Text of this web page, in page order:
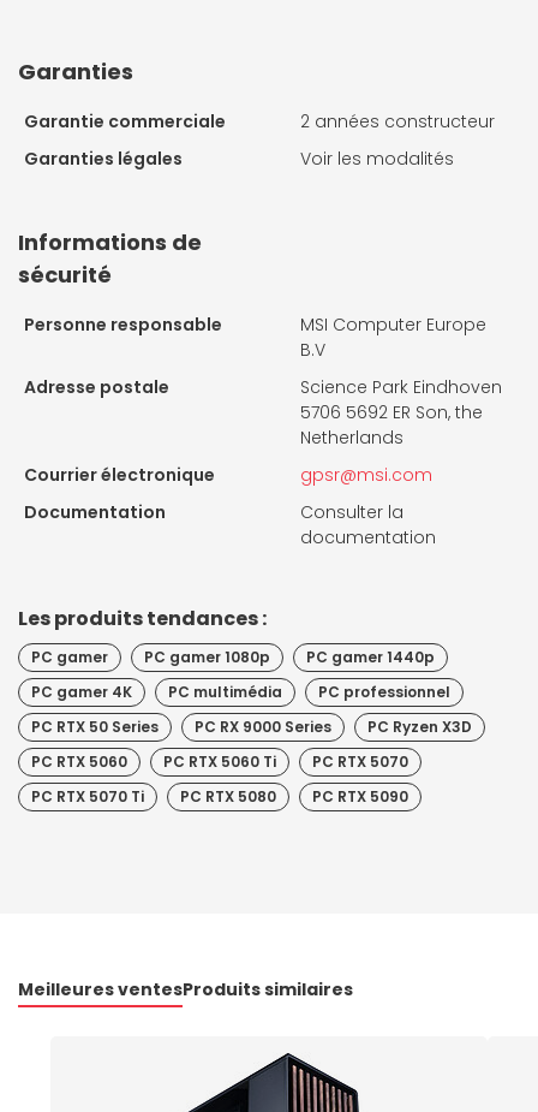
Garanties
Garantie commerciale
2 années constructeur
Garanties légales
Voir les modalités
Informations de
sécurité
Personne responsable
MSI Computer Europe
B.V
Adresse postale
Science Park Eindhoven
5706 5692 ER Son, the
Netherlands
Courrier électronique
gpsr@msi.com
Documentation
Consulter la
documentation
Les produits tendances :
PC gamer PC gamer 1080p
PC gamer 1440p
PC gamer 4K
PC multimédia
PC professionnel
PC RTX 50 Series
PC RX 9000 Series
PC Ryzen X3D
PC RTX 5060
PC RTX 5060 Ti
PC RTX 5070
PC RTX 5070 Ti
PC RTX 5080 PC RTX 5090
Meilleures ventesProduits similaires